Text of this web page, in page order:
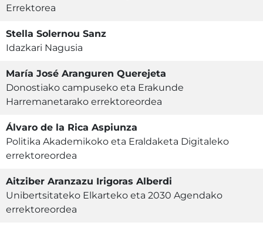
Errektorea
Stella Solernou Sanz
Idazkari Nagusia
María José Aranguren Querejeta
Donostiako campuseko eta Erakunde
Harremanetarako errektoreordea
Álvaro de la Rica Aspiunza
Politika Akademikoko eta Eraldaketa Digitaleko
errektoreordea
Aitziber Aranzazu Irigoras Alberdi
Unibertsitateko Elkarteko eta 2030 Agendako
errektoreordea